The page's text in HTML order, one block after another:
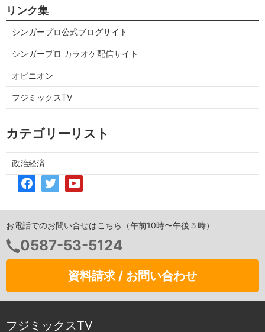
リンク集
シンガープロ公式ブログサイト
シンガープロ カラオケ配信サイト
オピニオン
フジミックスTV
カテゴリーリスト
政治経済
お電話でのお問い合せはこちら（午前10時〜午後５時）
0587-53-5124
資料請求 / お問い合わせ
フジミックスTV